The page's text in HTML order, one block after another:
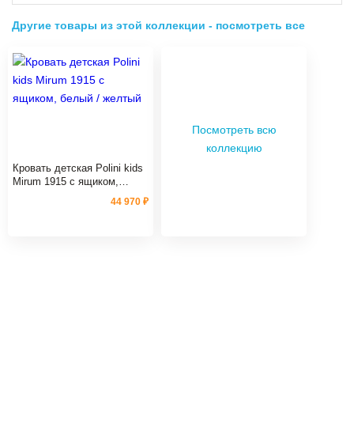
Другие товары из этой коллекции - посмотреть все
Кровать детская Polini kids
Mirum 1915 c ящиком,
44 970 ₽
Посмотреть всю
коллекцию